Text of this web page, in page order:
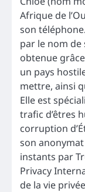
Afrique de
son
par le nom
obtenue
un pays
mettre, ainsi
Elle est
trafic d’êtres
corruption
son
instants par
Privacy
de la vie